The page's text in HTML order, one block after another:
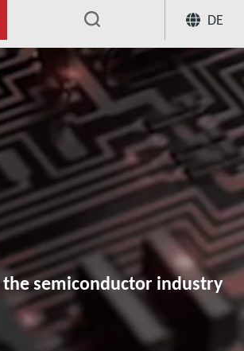
DE
semiconductor industry